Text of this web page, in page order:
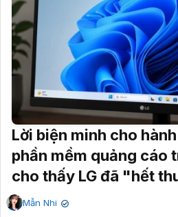
Lời biện minh cho
phần mềm quảng cáo
cho thấy LG đã "hết
Mẫn Nhi ✔